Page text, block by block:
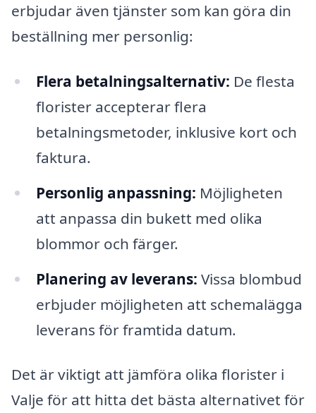
erbjudar även tjänster som kan göra din
beställning mer personlig:
Flera betalningsalternativ: De flesta
florister accepterar flera
betalningsmetoder, inklusive kort och
faktura.
Personlig anpassning: Möjligheten
att anpassa din bukett med olika
blommor och färger.
Planering av leverans: Vissa blombud
erbjuder möjligheten att schemalägga
leverans för framtida datum.
Det är viktigt att jämföra olika florister i
Valje för att hitta det bästa alternativet för